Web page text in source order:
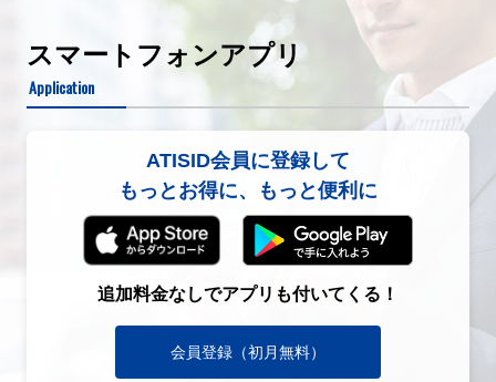
スマートフォンアプリ
Application
ATISID会員に登録して
もっとお得に、もっと便利に
追加料金なしでアプリも付いてくる！
会員登録（初月無料）